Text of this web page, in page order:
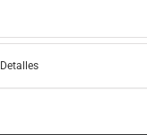
Detalles